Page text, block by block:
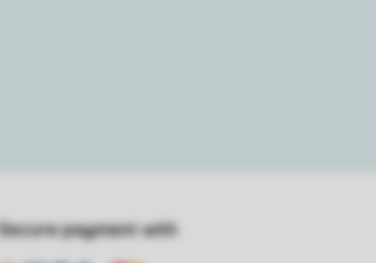
Secure payment with